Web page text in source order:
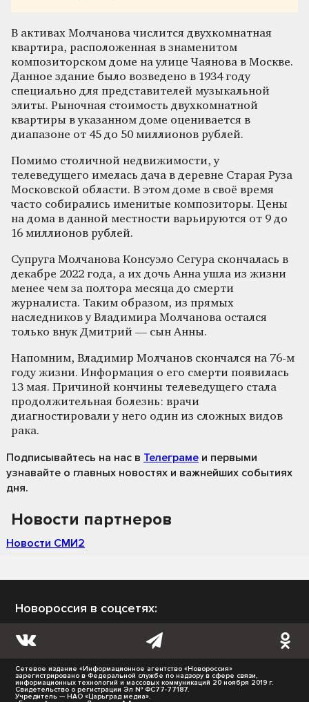
В активах Молчанова числится двухкомнатная
квартира, расположенная в знаменитом
композиторском доме на улице Чаянова в Москве.
Данное здание было возведено в 1934 году
специально для представителей музыкальной
элиты. Рыночная стоимость двухкомнатной
квартиры в указанном доме оценивается в
диапазоне от 45 до 50 миллионов рублей.
Помимо столичной недвижимости, у
телеведущего имелась дача в деревне Старая Руза
Московской области. В этом доме в своё время
часто собирались именитые композиторы. Цены
на дома в данной местности варьируются от 9 до
16 миллионов рублей.
Супруга Молчанова Консуэло Сегура скончалась в
декабре 2022 года, а их дочь Анна ушла из жизни
менее чем за полтора месяца до смерти
журналиста. Таким образом, из прямых
наследников у Владимира Молчанова остался
только внук Дмитрий — сын Анны.
Напомним, Владимир Молчанов скончался на 76-м
году жизни. Информация о его смерти появилась
13 мая. Причиной кончины телеведущего стала
продолжительная болезнь: врачи
диагностировали у него один из сложных видов
рака.
Подписывайтесь на нас в Телеграме и первыми
узнавайте о главных новостях и важнейших событиях
дня.
Новости партнеров
Новости СМИ2
Новороссия в соцсетях:
Сетевое издание «Информационное агентство «Новороссия»
зарегистрировано в Федеральной службе по надзору в сфере связи,
информационных технологий и массовых коммуникаций 20 ноября 2019 г.
Свидетельство о регистрации Эл № ФС77-77187.
Учредитель — НАО «Царьград медиа».